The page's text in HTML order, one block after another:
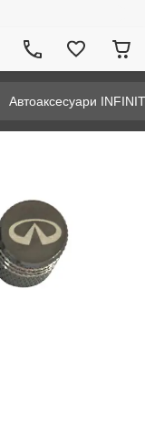
Автоаксесуари